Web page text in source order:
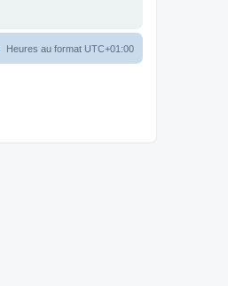
Heures au format UTC+01:00